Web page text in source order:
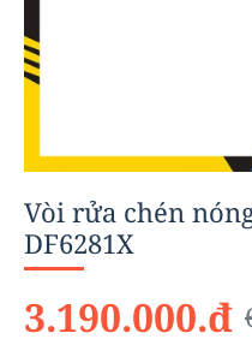
Vòi rửa chén
DF6281X
3.190.000.đ